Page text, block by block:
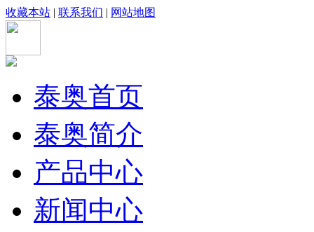
收藏本站 | 联系我们 | 网站地图
泰奥首页
泰奥简介
产品中心
新闻中心